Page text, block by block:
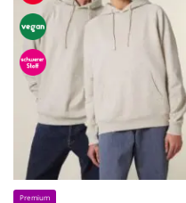
Premium